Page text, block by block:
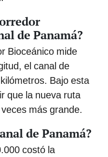
de Panamá?
Bioceánico mide
el canal de
Bajo esta
que la nueva ruta
más grande.
de Panamá?
costó la